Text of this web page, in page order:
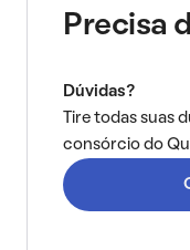
Precisa
Dúvidas?
Tire todas suas
consórcio do